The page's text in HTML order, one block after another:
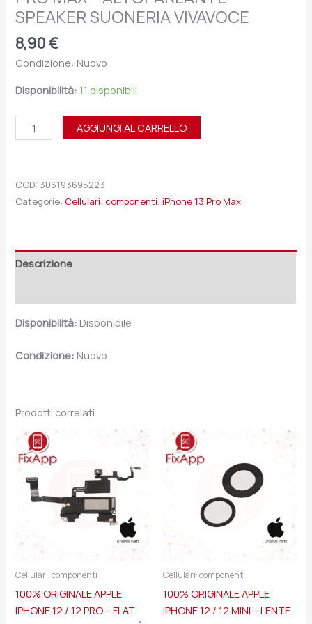
SPEAKER SUONERIA VIVAVOCE
8,90€
Condizione: Nuovo
Disponibilità: 11 disponibili
AGGIUNGI AL CARRELLO
COD: 306193695223
Categorie: Cellulari: componenti,iPhone 13 Pro Max
Descrizione
Disponibilità: Disponibile
Condizione: Nuovo
Prodotti correlati
Cellulari: componenti
100% ORIGINALE APPLE
IPHONE 12 / 12 PRO – FLAT
Cellulari: componenti
100% ORIGINALE APPLE
IPHONE 12 / 12 MINI – LENTE